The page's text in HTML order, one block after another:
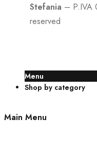
Stefania – P.IVA
reserved
Menu
Shop by category
Main Menu